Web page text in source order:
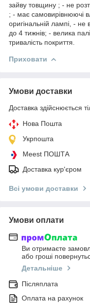
зайву товщину ; - не
; - має самовирівнюючі
оригінальній лампі, - не
до 4 тижнів; - велика
тривалість покриття.
Приховати
Умови доставки
Доставка здійснюється
Нова Пошта
Укрпошта
Meest ПОШТА
Доставка кур'єром
Всі умови доставки
Умови оплати
Ви отримаєте
або гроші
Детальніше
Післяплата
Оплата на рахунок